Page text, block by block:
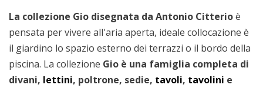
La collezione Gio disegnata da Antonio Citterioè
pensata per vivere all'aria aperta, ideale collocazione è
il giardino lo spazio esterno dei terrazzi o il bordo della
piscina. La collezione Gio è una famiglia completa di
divani, lettini, poltrone, sedie, tavoli, tavolini e